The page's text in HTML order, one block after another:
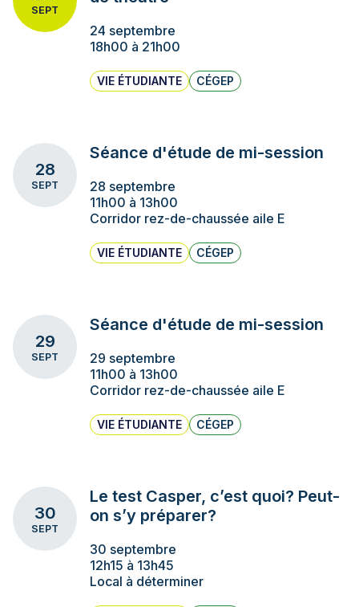
SEPT
24 septembre
18h00 à 21h00
VIE ÉTUDIANTE CÉGEP
28
SEPT
Séance d'étude de mi-session
28 septembre
11h00 à 13h00
Corridor rez-de-chaussée aile E
VIE ÉTUDIANTE CÉGEP
29
SEPT
Séance d'étude de mi-session
29 septembre
11h00 à 13h00
Corridor rez-de-chaussée aile E
VIE ÉTUDIANTE CÉGEP
30
SEPT
Le test Casper, c’est quoi? Peut-
on s’y préparer?
30 septembre
12h15 à 13h45
Local à déterminer